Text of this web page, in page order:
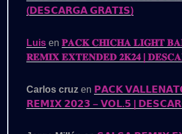
(𝗗𝗘𝗦𝗖𝗔𝗥𝗚𝗔 𝗚𝗥𝗔𝗧𝗜𝗦)
Luis en 𝐏𝐀𝐂𝐊 𝐂𝐇𝐈𝐂𝐇𝐀 𝐋𝐈𝐆𝐇𝐓
𝐑𝐄𝐌𝐈𝐗 𝐄𝐗𝐓𝐄𝐍𝐃𝐄𝐃 𝟐𝐊𝟐𝟒 |
Carlos cruz en 𝗣𝗔𝗖𝗞
𝗥𝗘𝗠𝗜𝗫 𝟮𝟬𝟮𝟯 – 𝗩𝗢𝗟.𝟱 |